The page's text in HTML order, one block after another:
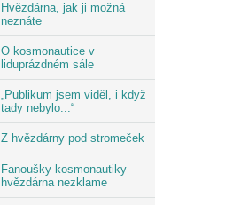
Hvězdárna, jak ji možná
neznáte
O kosmonautice v
liduprázdném sále
„Publikum jsem viděl, i když
tady nebylo...“
Z hvězdárny pod stromeček
Fanoušky kosmonautiky
hvězdárna nezklame